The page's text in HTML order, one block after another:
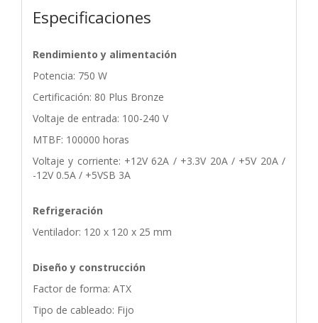
Especificaciones
Rendimiento y alimentación
Potencia: 750 W
Certificación: 80 Plus Bronze
Voltaje de entrada: 100-240 V
MTBF: 100000 horas
Voltaje y corriente: +12V 62A / +3.3V 20A / +5V 20A /
-12V 0.5A / +5VSB 3A
Refrigeración
Ventilador: 120 x 120 x 25 mm
Diseño y construcción
Factor de forma: ATX
Tipo de cableado: Fijo